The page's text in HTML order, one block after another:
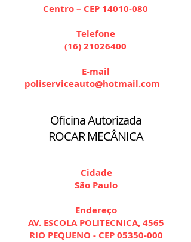
Centro – CEP 14010-080
Telefone
(16) 21026400
E-mail
poliserviceauto@hotmail.com
Oficina Autorizada
ROCAR MECÂNICA
Cidade
São Paulo
Endereço
AV. ESCOLA POLITECNICA, 4565
RIO PEQUENO - CEP05350-000